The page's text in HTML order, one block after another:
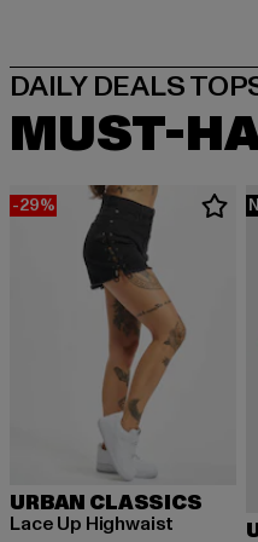
MUST-
-29%
URBAN CLASSICS
Lace Up Highwaist